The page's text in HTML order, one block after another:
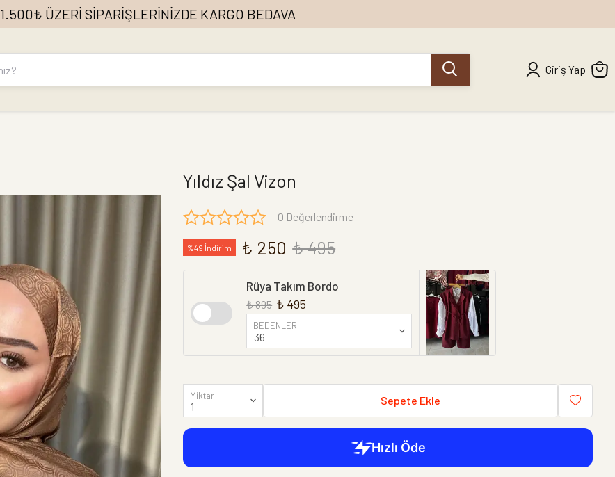
1.500₺ ÜZERİ SİPARİŞLERİNİZDE KARGO BEDAVA
Giriş Yap
Yıldız Şal Vizon
0 Değerlendirme
%49 İndirim ₺ 250 ₺ 495
Rüya Takım Bordo
₺ 895 ₺ 495
BEDENLER
Miktar Sepete Ekle